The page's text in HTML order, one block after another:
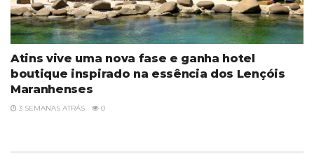
Atins vive uma nova fase e ganha hotel
boutique inspirado na essência dos Lençóis
Maranhenses
3 SEMANAS ATRÁS 0